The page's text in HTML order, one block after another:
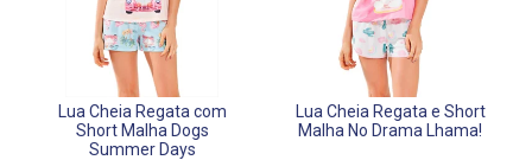
Lua Cheia Regata com
Short Malha Dogs
Summer Days
Lua Cheia Regata e Short
Malha No Drama Lhama!